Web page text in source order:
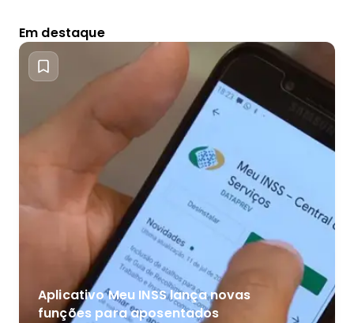
Em destaque
Aplicativo Meu INSS lança novas
funções para aposentados